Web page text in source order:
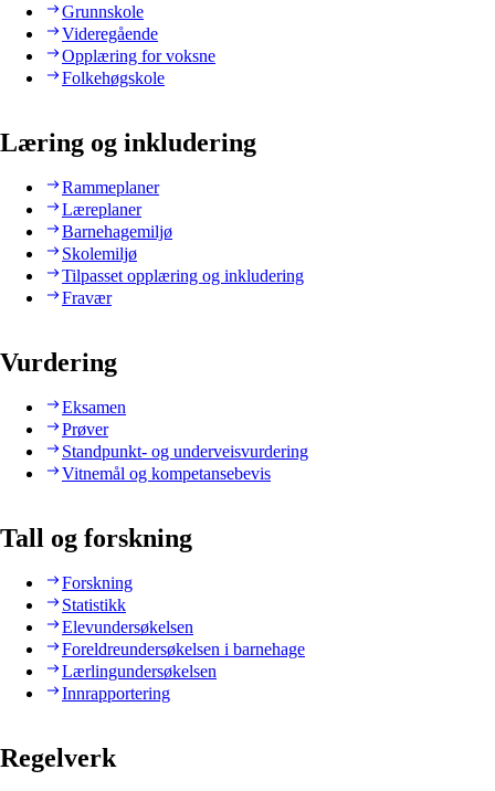
Grunnskole
Videregående
Opplæring for voksne
Folkehøgskole
Læring og inkludering
Rammeplaner
Læreplaner
Barnehagemiljø
Skolemiljø
Tilpasset opplæring og inkludering
Fravær
Vurdering
Eksamen
Prøver
Standpunkt- og underveisvurdering
Vitnemål og kompetansebevis
Tall og forskning
Forskning
Statistikk
Elevundersøkelsen
Foreldreundersøkelsen i barnehage
Lærlingundersøkelsen
Innrapportering
Regelverk